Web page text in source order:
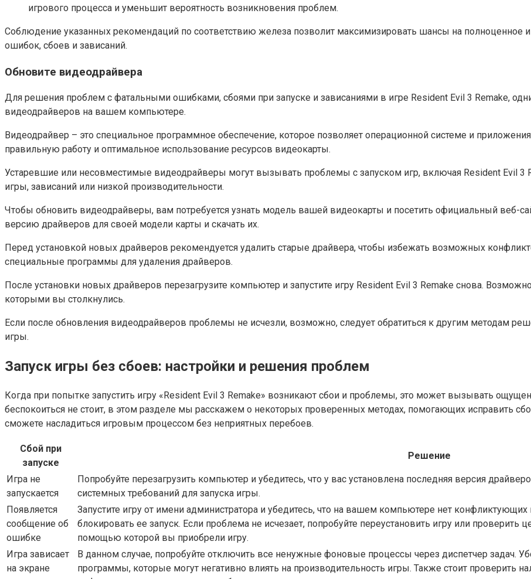
игрового процесса и уменьшит вероятность возникновения проблем.
Соблюдение указанных рекомендаций по соответствию железа позволит максимизировать шансы на полноценное
ошибок, сбоев и зависаний.
Обновите видеодрайвера
Для решения проблем с фатальными ошибками, сбоями при запуске и зависаниями в игре Resident Evil 3 Remake,
видеодрайверов на вашем компьютере.
Видеодрайвер – это специальное программное обеспечение, которое позволяет операционной системе и
правильную работу и оптимальное использование ресурсов видеокарты.
Устаревшие или несовместимые видеодрайверы могут вызывать проблемы с запуском игр, включая Resident Evil 3
игры, зависаний или низкой производительности.
Чтобы обновить видеодрайверы, вам потребуется узнать модель вашей видеокарты и посетить официальный веб-
версию драйверов для своей модели карты и скачать их.
Перед установкой новых драйверов рекомендуется удалить старые драйвера, чтобы избежать возможных
специальные программы для удаления драйверов.
После установки новых драйверов перезагрузите компьютер и запустите игру Resident Evil 3 Remake снова.
которыми вы столкнулись.
Если после обновления видеодрайверов проблемы не исчезли, возможно, следует обратиться к другим методам
игры.
Запуск игры без сбоев: настройки и решения проблем
Когда при попытке запустить игру «Resident Evil 3 Remake» возникают сбои и проблемы, это может вызывать
беспокоиться не стоит, в этом разделе мы расскажем о некоторых проверенных методах, помогающих исправить
сможете насладиться игровым процессом без неприятных перебоев.
Сбой при
запуске
Решение
Игра не
запускается
Попробуйте перезагрузить компьютер и убедитесь, что у вас установлена последняя версия
системных требований для запуска игры.
Появляется
сообщение об
ошибке
Запустите игру от имени администратора и убедитесь, что на вашем компьютере нет
блокировать ее запуск. Если проблема не исчезает, попробуйте переустановить игру или проверить
помощью которой вы приобрели игру.
Игра зависает
на экране
В данном случае, попробуйте отключить все ненужные фоновые процессы через диспетчер задач.
программы, которые могут негативно влиять на производительность игры. Также стоит проверить